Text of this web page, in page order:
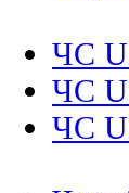
ЧС
ЧС
ЧС